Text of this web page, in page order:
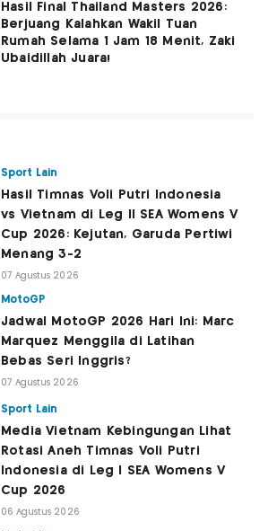
Hasil Final Thailand Masters 2026:
Berjuang Kalahkan Wakil Tuan
Rumah Selama 1 Jam 18 Menit, Zaki
Ubaidillah Juara!
Sport Lain
Hasil Timnas Voli Putri Indonesia
vs Vietnam di Leg II SEA Womens V
Cup 2026: Kejutan, Garuda Pertiwi
Menang 3-2
07 Agustus 2026
MotoGP
Jadwal MotoGP 2026 Hari Ini: Marc
Marquez Menggila di Latihan
Bebas Seri Inggris?
07 Agustus 2026
Sport Lain
Media Vietnam Kebingungan Lihat
Rotasi Aneh Timnas Voli Putri
Indonesia di Leg I SEA Womens V
Cup 2026
06 Agustus 2026